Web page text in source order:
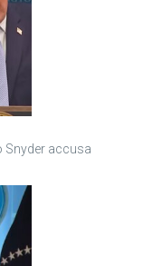
Snyder accusa